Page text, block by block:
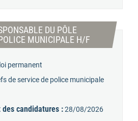
DU PÔLE
MUNICIPALE H/F (Nouvelle
permanent
de service de police municipale
candidatures :28/08/2026